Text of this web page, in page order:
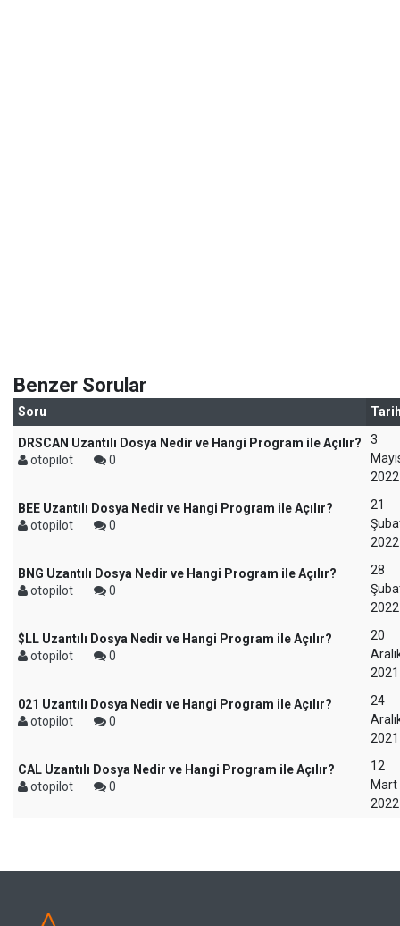
Benzer Sorular
Soru
DRSCAN Uzantılı Dosya Nedir ve Hangi Program ile Açılır?
otopilot
0
3
2022
BEE Uzantılı Dosya Nedir ve Hangi Program ile Açılır?
otopilot
0
21
2022
BNG Uzantılı Dosya Nedir ve Hangi Program ile Açılır?
otopilot
0
28
2022
$LL Uzantılı Dosya Nedir ve Hangi Program ile Açılır?
otopilot
0
20
2021
021 Uzantılı Dosya Nedir ve Hangi Program ile Açılır?
otopilot
0
24
2021
CAL Uzantılı Dosya Nedir ve Hangi Program ile Açılır?
otopilot
0
12
Mart
2022